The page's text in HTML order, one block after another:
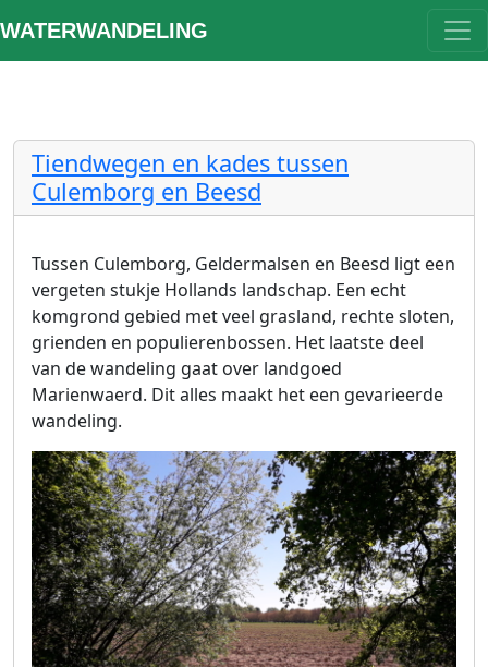
WATERWANDELING
Tiendwegen en kades tussen
Culemborg en Beesd
Tussen Culemborg, Geldermalsen en Beesd ligt een
vergeten stukje Hollands landschap. Een echt
komgrond gebied met veel grasland, rechte sloten,
grienden en populierenbossen. Het laatste deel
van de wandeling gaat over landgoed
Marienwaerd. Dit alles maakt het een gevarieerde
wandeling.